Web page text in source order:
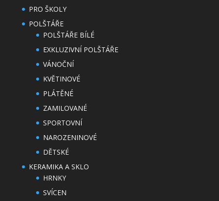
PRO ŠKOLY
POLŠTÁŘE
POLŠTÁŘE BÍLÉ
EXKLUZIVNÍ POLŠTÁŘE
VÁNOČNÍ
KVĚTINOVÉ
PLÁTĚNÉ
ZAMILOVANÉ
SPORTOVNÍ
NAROZENINOVÉ
DĚTSKÉ
KERAMIKA A SKLO
HRNKY
SVÍCEN